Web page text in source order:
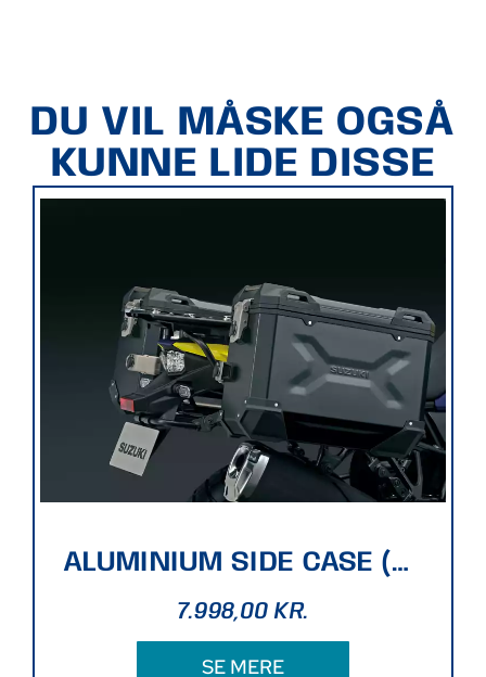
DU VIL MÅSKE OGSÅ
KUNNE LIDE DISSE
ALUMINIUM SIDE CASE (BLACK)
7.998,00KR.
SE MERE